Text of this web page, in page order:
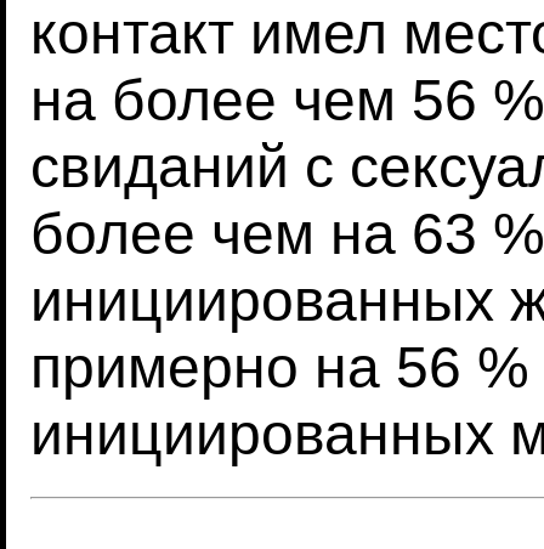
контакт имел
на более чем 56 %
свиданий с
более чем на 63
инициированных
примерно на 56
инициированных